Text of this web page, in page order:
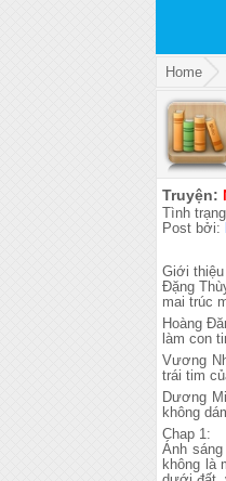
Home
Truyện:
Tình
Post bởi:
Giới
Đặng
mai trúc
Hoàng
làm con
Vương
trái tim
Dương
không
Chap 1:
Ánh
không là